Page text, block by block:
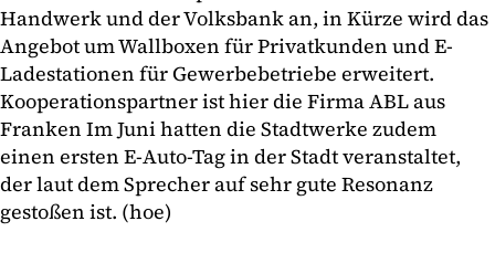
Handwerk und der Volksbank an, in Kürze wird das
Angebot um Wallboxen für Privatkunden und E-
Ladestationen für Gewerbebetriebe erweitert.
Kooperationspartner ist hier die Firma ABL aus
Franken Im Juni hatten die Stadtwerke zudem
einen ersten E-Auto-Tag in der Stadt veranstaltet,
der laut dem Sprecher auf sehr gute Resonanz
gestoßen ist. (hoe)